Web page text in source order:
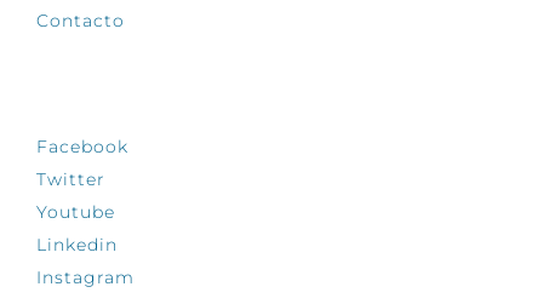
Contacto
Facebook
Twitter
Youtube
Linkedin
Instagram